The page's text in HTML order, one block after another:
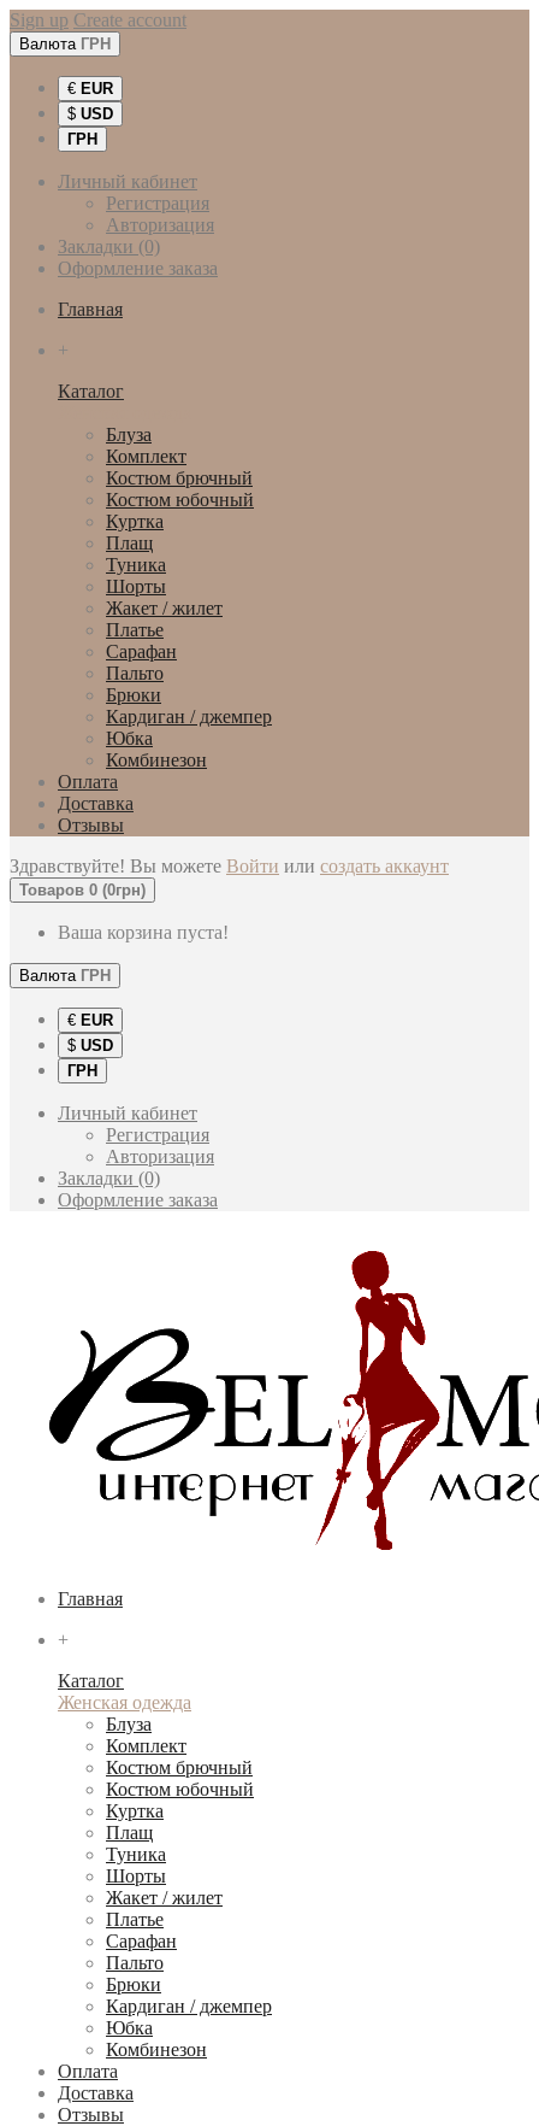
Sign up Create account
Валюта ГРН
€ EUR
$ USD
ГРН
Личный кабинет
Регистрация
Авторизация
Закладки (0)
Оформление заказа
Главная
+
Каталог
Блуза
Комплект
Костюм брючный
Костюм юбочный
Куртка
Плащ
Туника
Шорты
Жакет / жилет
Платье
Сарафан
Пальто
Брюки
Кардиган / джемпер
Юбка
Комбинезон
Оплата
Доставка
Отзывы
Здравствуйте! Вы можете Войти или создать аккаунт
Товаров 0 (0грн)
Ваша корзина пуста!
Валюта ГРН
€ EUR
$ USD
ГРН
Личный кабинет
Регистрация
Авторизация
Закладки (0)
Оформление заказа
Главная
+
Каталог
Женская одежда
Блуза
Комплект
Костюм брючный
Костюм юбочный
Куртка
Плащ
Туника
Шорты
Жакет / жилет
Платье
Сарафан
Пальто
Брюки
Кардиган / джемпер
Юбка
Комбинезон
Оплата
Доставка
Отзывы